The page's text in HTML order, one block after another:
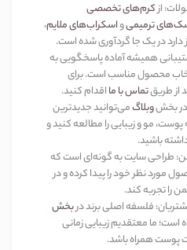
:ازکرم‌های تخصصی
ترمیمیواسکراب‌های ملایم،
در یک جا گردآوری شده است.
همیشه آماده پاسخگویی به
محصول مناسب است. برای
از طریقتماس با مااقدام کنید.
در بخشوبلاگمی‌توانید جدیدترین
مو و زیبایی را مطالعه کنید و
باشید.
:طراحی سایت به گونه‌ای است که
مورد نظر خود را پیدا کرده و در
را تجربه کند.
:فلسفه اصلی برند دربخش
ما معتقدیم زیبایی زمانی
پوست همراه باشد.